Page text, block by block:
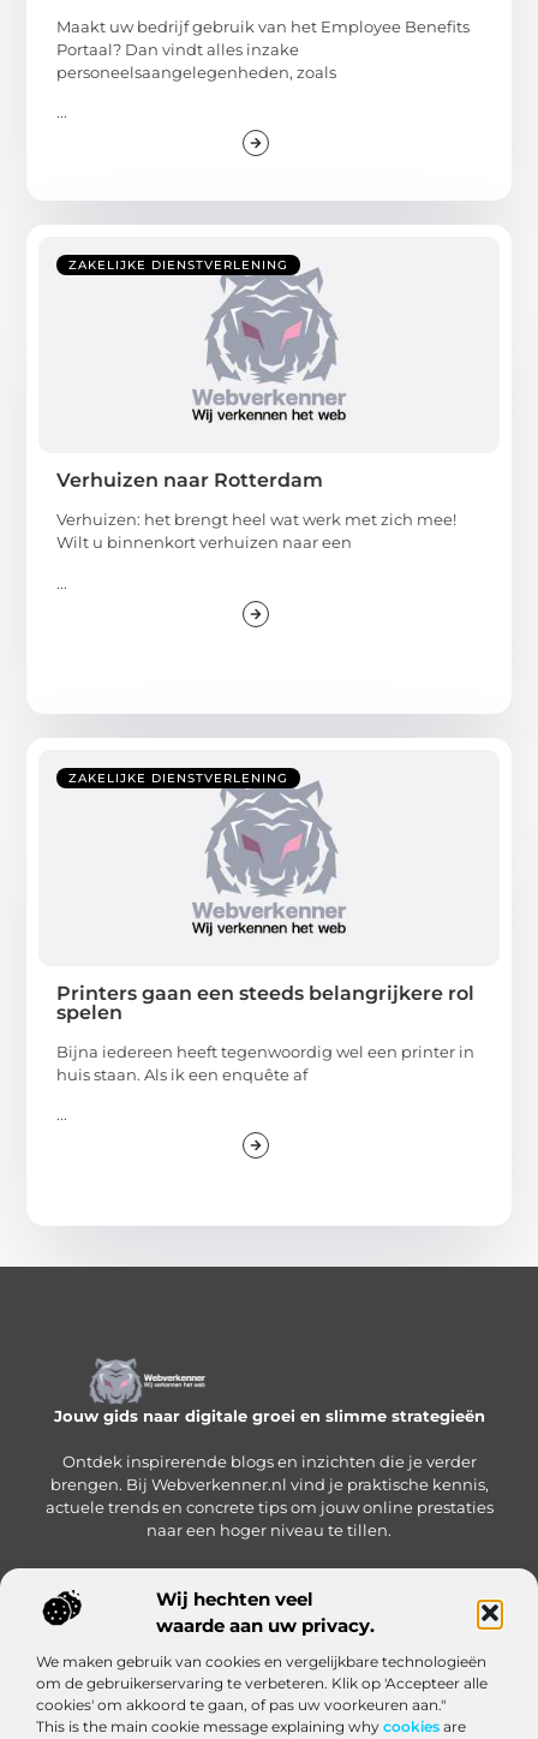
Wij hechten veel
waarde aan uw privacy.
We maken gebruik van cookies en vergelijkbare technologieën
om de gebruikerservaring te verbeteren. Klik op 'Accepteer alle
cookies' om akkoord te gaan, of pas uw voorkeuren aan."
This is the main cookie message explaining why cookies are
Maakt uw bedrijf gebruik van het Employee Benefits
Portaal? Dan vindt alles inzake
personeelsaangelegenheden, zoals
...
ZAKELIJKE DIENSTVERLENING
Verhuizen naar Rotterdam
Verhuizen: het brengt heel wat werk met zich mee!
Wilt u binnenkort verhuizen naar een
...
ZAKELIJKE DIENSTVERLENING
Printers gaan een steeds belangrijkere rol
spelen
Bijna iedereen heeft tegenwoordig wel een printer in
huis staan. Als ik een enquête af
...
Jouw gids naar digitale groei en slimme strategieën
Ontdek inspirerende blogs en inzichten die je verder
brengen. Bij Webverkenner.nl vind je praktische kennis,
actuele trends en concrete tips om jouw online prestaties
naar een hoger niveau te tillen.
Onze informatie
Bericht categorie